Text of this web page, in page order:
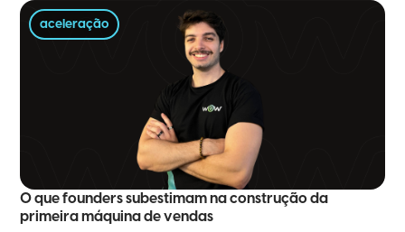
aceleração
O que founders subestimam na construção da
primeira máquina de vendas